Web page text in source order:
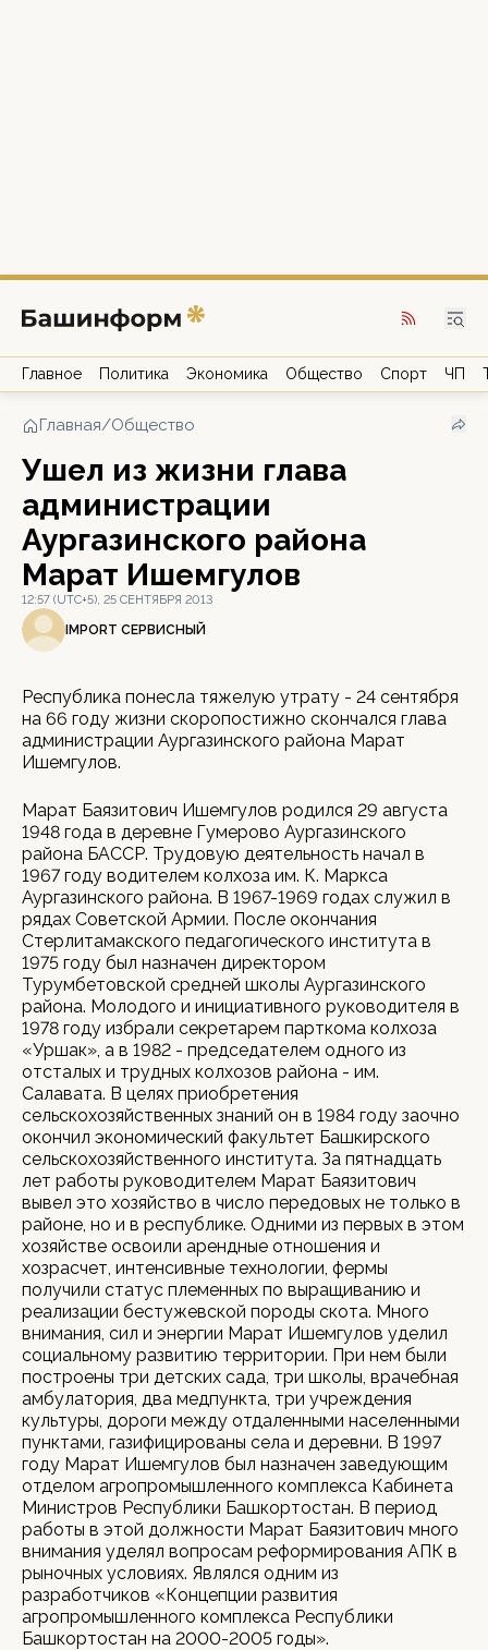
Главное Политика Экономика Общество Спорт ЧП
Главная/Общество
Ушел из жизни глава
администрации
Аургазинского района
Марат Ишемгулов
12:57 (UTC+5), 25 СЕНТЯБРЯ 2013
IMPORT СЕРВИСНЫЙ
Республика понесла тяжелую утрату - 24 сентября
на 66 году жизни скоропостижно скончался глава
администрации Аургазинского района Марат
Ишемгулов.
Марат Баязитович Ишемгулов родился 29 августа
1948 года в деревне Гумерово Аургазинского
района БАССР. Трудовую деятельность начал в
1967 году водителем колхоза им. К. Маркса
Аургазинского района. В 1967-1969 годах служил в
рядах Советской Армии. После окончания
Стерлитамакского педагогического института в
1975 году был назначен директором
Турумбетовской средней школы Аургазинского
района. Молодого и инициативного руководителя в
1978 году избрали секретарем парткома колхоза
«Уршак», а в 1982 - председателем одного из
отсталых и трудных колхозов района - им.
Салавата. В целях приобретения
сельскохозяйственных знаний он в 1984 году заочно
окончил экономический факультет Башкирского
сельскохозяйственного института. За пятнадцать
лет работы руководителем Марат Баязитович
вывел это хозяйство в число передовых не только в
районе, но и в республике. Одними из первых в этом
хозяйстве освоили арендные отношения и
хозрасчет, интенсивные технологии, фермы
получили статус племенных по выращиванию и
реализации бестужевской породы скота. Много
внимания, сил и энергии Марат Ишемгулов уделил
социальному развитию территории. При нем были
построены три детских сада, три школы, врачебная
амбулатория, два медпункта, три учреждения
культуры, дороги между отдаленными населенными
пунктами, газифицированы села и деревни. В 1997
году Марат Ишемгулов был назначен заведующим
отделом агропромышленного комплекса Кабинета
Министров Республики Башкортостан. В период
работы в этой должности Марат Баязитович много
внимания уделял вопросам реформирования АПК в
рыночных условиях. Являлся одним из
разработчиков «Концепции развития
агропромышленного комплекса Республики
Башкортостан на 2000-2005 годы».